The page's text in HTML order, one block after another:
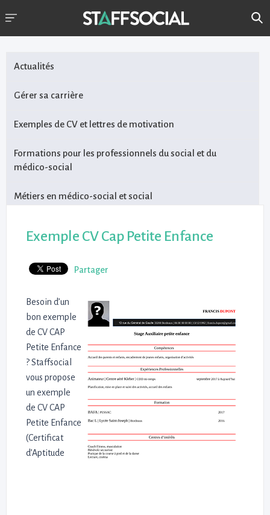
Actualités
Gérer sa carrière
Exemples de CV et lettres de motivation
Formations pour les professionnels du social et du
médico-social
Métiers en médico-social et social
Exemple CV Cap Petite Enfance
Partager
Besoin d’un
bon exemple
de CV CAP
Petite Enfance
? Staffsocial
vous propose
un exemple
de CV CAP
Petite Enfance
(Certificat
d’Aptitude